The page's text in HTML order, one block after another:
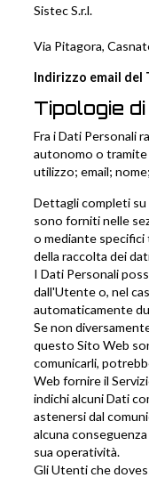
Sistec S.r.l.
Via Pitagora,
Indirizzo email del
Tipologie
Fra i Dati Personali
autonomo o
utilizzo; email;
Dettagli completi
sono forniti nelle
o mediante
della raccolta dei
I Dati Personali
dall'Utente o, nel
automaticamente
Se non
questo Sito Web
comunicarli,
Web fornire il
indichi alcuni Dati
astenersi dal
alcuna
sua operatività.
Gli Utenti che